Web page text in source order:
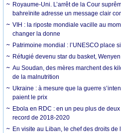
Royaume-Uni. L’arrêt de la Cour
bahreïnite adresse un message clair
VIH : la riposte mondiale vacille au
changer la donne
Patrimoine mondial : l’UNESCO place
Réfugié devenu star du basket,
Au Soudan, des mères marchent des
de la malnutrition
Ukraine : à mesure que la guerre
paient le prix
Ebola en RDC : en un peu plus de
record de 2018-2020
En visite au Liban, le chef des droits